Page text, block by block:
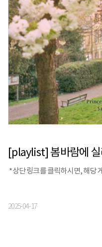
*상단 링크를 클릭하시면, 해당
2025-04-17